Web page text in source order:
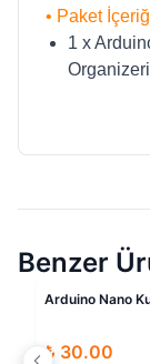
• Paket
1 x
Organizeri
Benzer
Arduino Nano
₺ 30.00